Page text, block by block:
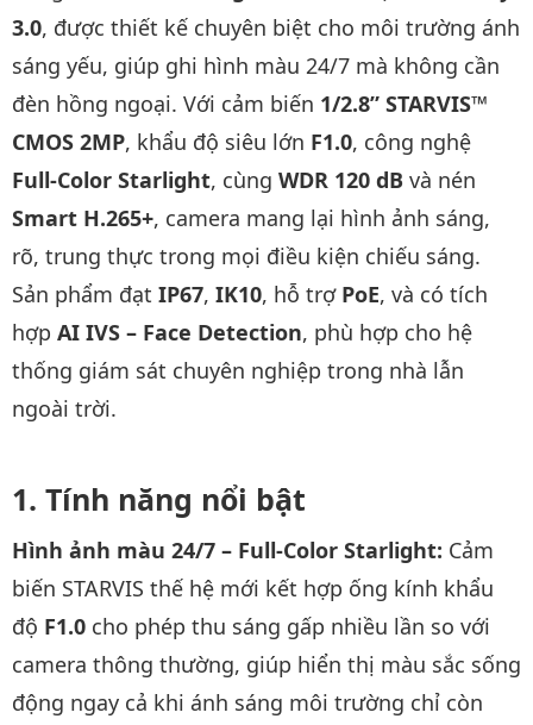
3.0, được thiết kế chuyên biệt cho môi trường ánh
sáng yếu, giúp ghi hình màu 24/7 mà không cần
đèn hồng ngoại. Với cảm biến 1/2.8” STARVIS™
CMOS 2MP, khẩu độ siêu lớn F1.0, công nghệ
Full-Color Starlight, cùng WDR 120 dB và nén
Smart H.265+, camera mang lại hình ảnh sáng,
rõ, trung thực trong mọi điều kiện chiếu sáng.
Sản phẩm đạt IP67, IK10, hỗ trợ PoE, và có tích
hợp AI IVS – Face Detection, phù hợp cho hệ
thống giám sát chuyên nghiệp trong nhà lẫn
ngoài trời.
Tính năng nổi bật
Hình ảnh màu 24/7 – Full-Color Starlight: Cảm
biến STARVIS thế hệ mới kết hợp ống kính khẩu
độ F1.0 cho phép thu sáng gấp nhiều lần so với
camera thông thường, giúp hiển thị màu sắc sống
động ngay cả khi ánh sáng môi trường chỉ còn